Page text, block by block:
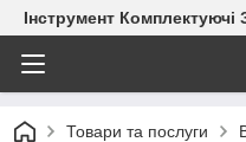
Інструмент Комплектуючі
Товари та послуги